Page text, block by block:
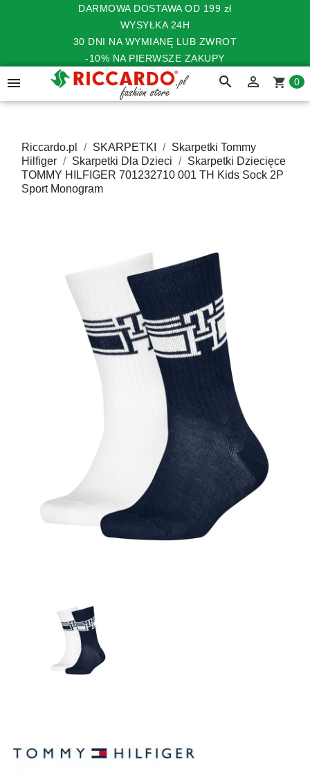
DARMOWA DOSTAWA OD 199 zł
WYSYŁKA 24H
30 DNI NA WYMIANĘ LUB ZWROT
-10% NA PIERWSZE ZAKUPY
 search  shopping_cart 0
Riccardo.pl SKARPETKI
Skarpetki Tommy
Hilfiger
Skarpetki Dla Dzieci
Skarpetki Dziecięce
TOMMY HILFIGER 701232710 001 TH Kids Sock 2P
Sport Monogram